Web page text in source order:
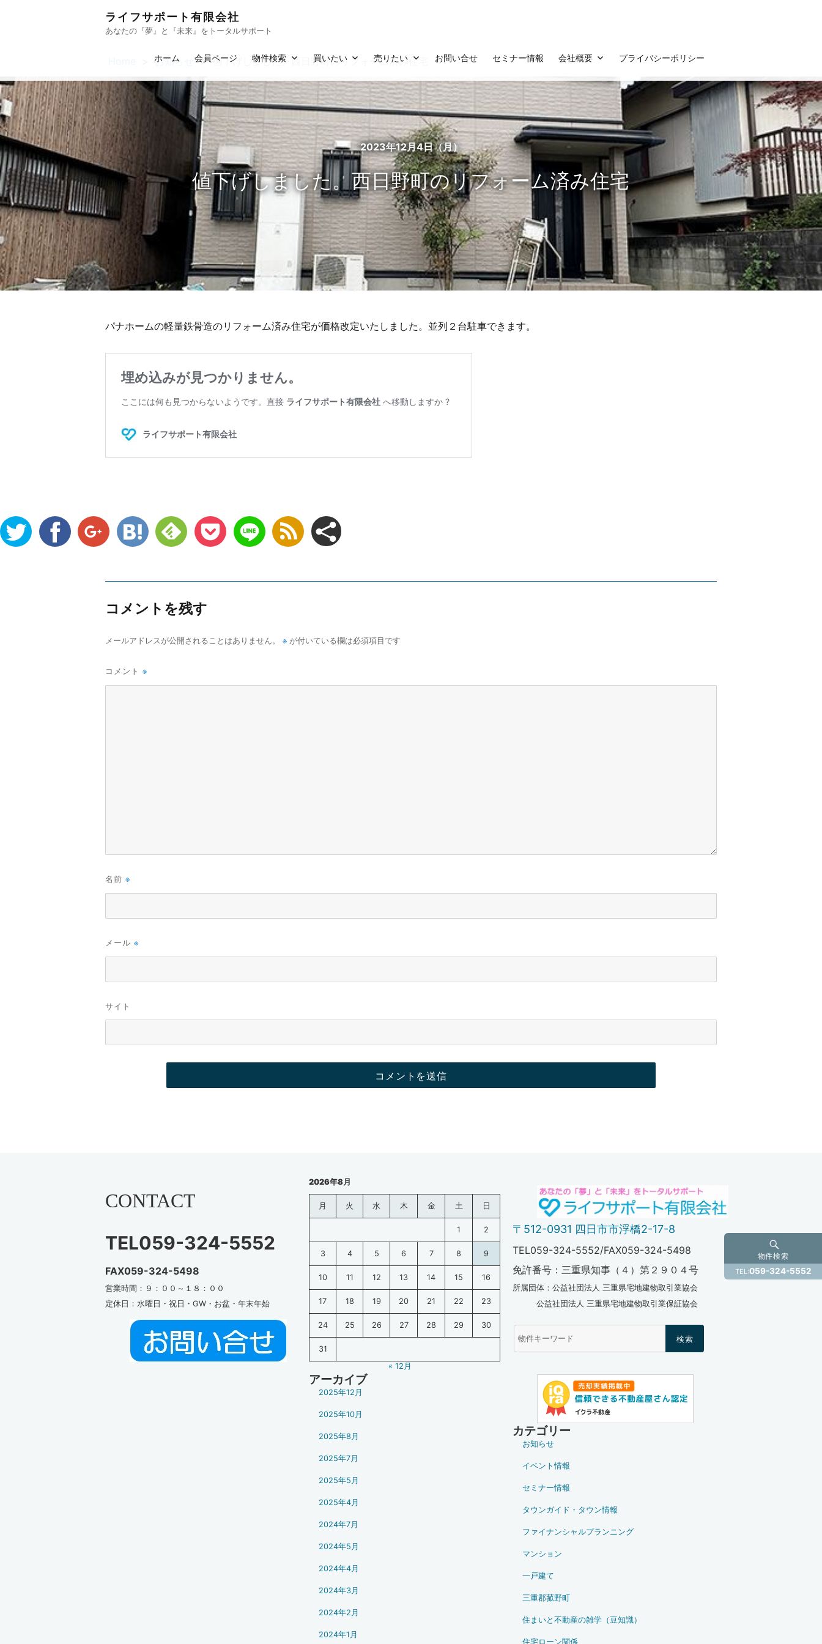
ライフサポート有限会社
あなたの『夢』と『未来』をトータルサポート
ホーム 会員ページ 物件検索 買いたい 売りたい お問い合せ セミナー情報 会社概要 プライバシーポリシー
お知らせ 値下げしました。西日野町のリフォーム済み住宅
2023年12月4日（月）
値下げしました。西日野町のリフォーム済み住宅
パナホームの軽量鉄骨造のリフォーム済み住宅が価格改定いたしました。並列２台駐車できます。
コメントを残す
メールアドレスが公開されることはありません。 ※ が付いている欄は必須項目です
コメント ※
名前 ※
メール ※
サイト
物件検索
TEL:059-324-5552
CONTACT
TEL059-324-5552
FAX059-324-5498
営業時間：９：００～１８：００
定休日：水曜日・祝日・GW・お盆・年末年始
2026年8月
月 火 水 木 金 土 日
1 2
3 4 5 6 7 8 9
10 11 12 13 14 15 16
17 18 19 20 21 22 23
24 25 26 27 28 29 30
31
« 12月
アーカイブ
2025年12月
2025年10月
2025年8月
2025年7月
2025年5月
2025年4月
2024年7月
2024年5月
2024年4月
2024年3月
2024年2月
2024年1月
〒512-0931 四日市市浮橋2-17-8
TEL059-324-5552/FAX059-324-5498
免許番号：三重県知事（４）第２９０４号
所属団体：公益社団法人 三重県宅地建物取引業協会
公益社団法人 三重県宅地建物取引業保証協会
カテゴリー
お知らせ
イベント情報
セミナー情報
タウンガイド・タウン情報
ファイナンシャルプランニング
マンション
一戸建て
三重郡菰野町
住まいと不動産の雑学（豆知識）
住宅ローン関係